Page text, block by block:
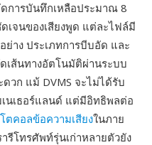
การบันทึกเหลือประมาณ 8
จนของเสียงพูด แต่ละไฟล์มี
าง ประเภทการบีบอัด และ
เส้นทางอัตโนมัติผ่านระบบ
วก แม้ DVMS จะไม่ได้รับ
นเธอร์แลนด์ แต่มีอิทธิพลต่อ
ตคอลข้อความเสียงในภาย
รีโทรศัพท์รุ่นเก่าหลายตัวยัง